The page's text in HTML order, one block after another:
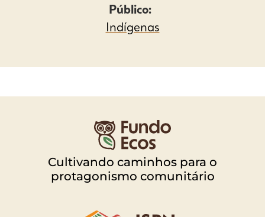
Público:
Indígenas
Cultivando caminhos para o
protagonismo comunitário